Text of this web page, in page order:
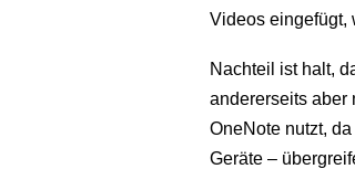
Videos eingefügt,
Nachteil ist halt,
andererseits aber
OneNote nutzt,
Geräte –